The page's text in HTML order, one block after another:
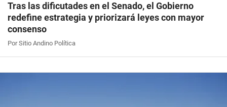
Tras las dificutades en el Senado, el Gobierno
redefine estrategia y priorizará leyes con mayor
consenso
Por Sitio Andino Política